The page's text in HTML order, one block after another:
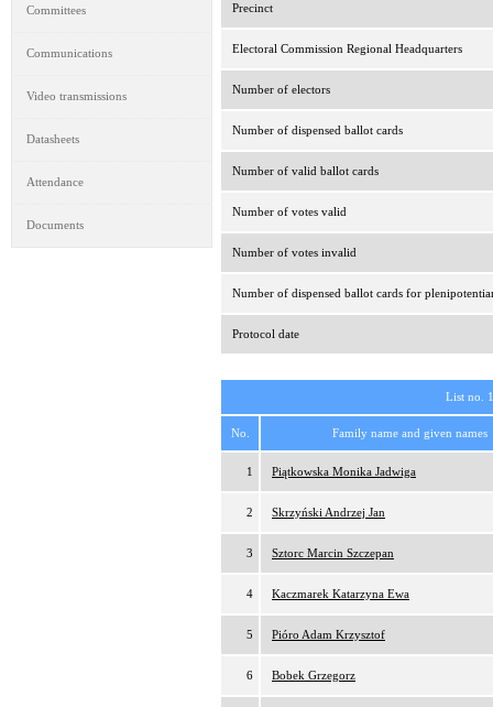
Committees
Communications
Video transmissions
Datasheets
Attendance
Documents
Precinct
Electoral Commission Regional Headquarters
Number of electors
Number of dispensed ballot cards
Number of valid ballot cards
Number of votes valid
Number of votes invalid
Number of dispensed ballot cards for
Protocol date
List no.
No. Family name and given names
1 Piątkowska Monika Jadwiga
2 Skrzyński Andrzej Jan
3 Sztorc Marcin Szczepan
4 Kaczmarek Katarzyna Ewa
5 Pióro Adam Krzysztof
6 Bobek Grzegorz